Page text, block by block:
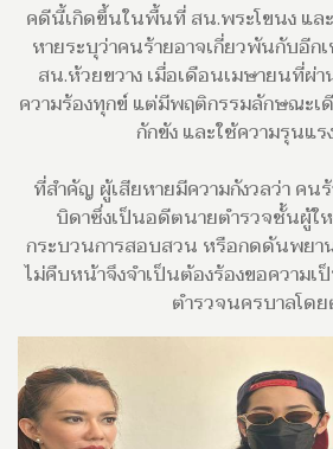
คดีนี้เกิดขึ้นในพื้นที่ สน.พระโขนง แล
หายระบุว่าคนร้ายอาจเกี่ยวพันกับอี
สน.ห้วยขวาง เมื่อเดือนเมษายนที่ผ่า
ความร้องทุกข์ แต่มีพฤติกรรมลักษณะ
กักขัง และใช้ความรุนแ
ที่สำคัญ ผู้เสียหายมีความกังวลว่า คน
บิดาซึ่งเป็นอดีตนายตำรวจชั้นผู้ใ
กระบวนการสอบสวน หรือกดดันพย
ไม่คืบหน้าจึงจำเป็นต้องร้องขอความ
ตำรวจนครบาลโด